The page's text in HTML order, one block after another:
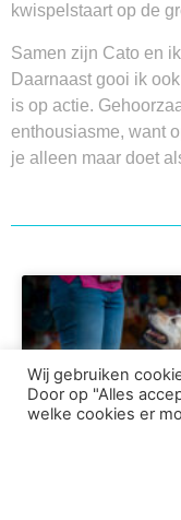
kwispelstaart op de
Samen zijn Cato en
Daarnaast gooi ik
is op actie.
enthousiasme, want
je alleen maar doet
Wij gebruiken
Door op "Alles
welke cookies er